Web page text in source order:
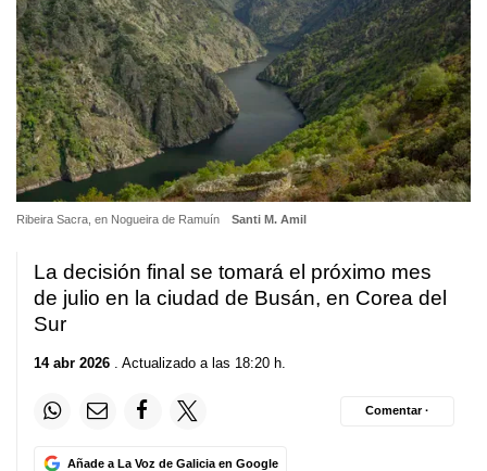
Ribeira Sacra, en Nogueira de Ramuín Santi M. Amil
La decisión final se tomará el próximo mes
de julio en la ciudad de Busán, en Corea del
Sur
14 abr 2026 . Actualizado a las 18:20 h.
Añade a La Voz de Galicia en Google
Comentar ·